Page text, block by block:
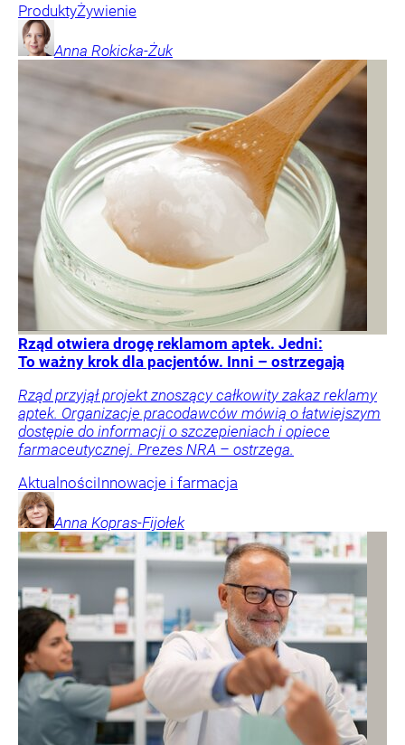
ProduktyŻywienie
Anna Rokicka-Żuk
Rząd otwiera drogę reklamom aptek. Jedni:
To ważny krok dla pacjentów. Inni – ostrzegają
Rząd przyjął projekt znoszący całkowity zakaz reklamy
aptek. Organizacje pracodawców mówią o łatwiejszym
dostępie do informacji o szczepieniach i opiece
farmaceutycznej. Prezes NRA – ostrzega.
AktualnościInnowacje i farmacja
Anna Kopras-Fijołek